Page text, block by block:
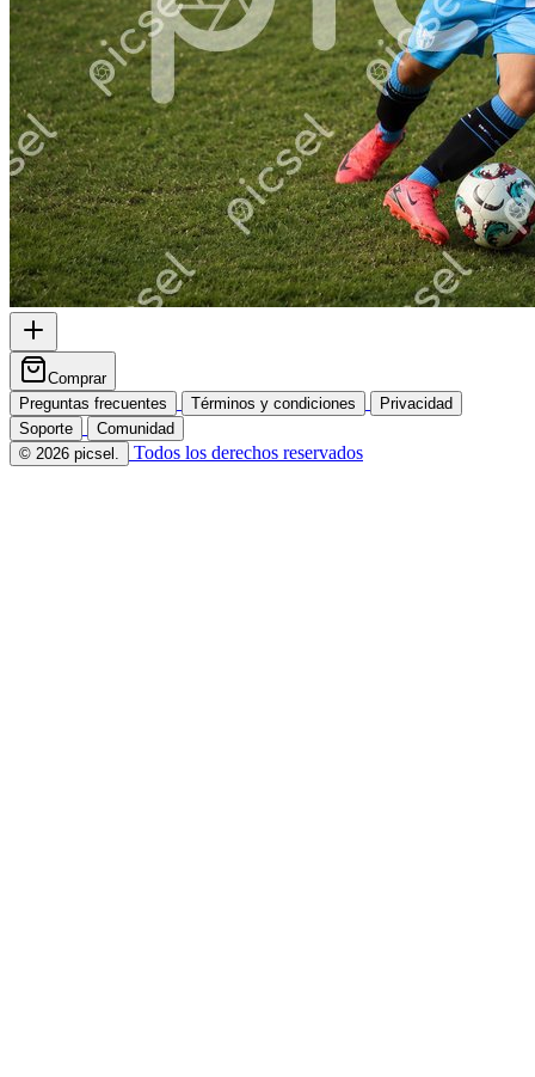
Comprar
Preguntas frecuentes
Términos y condiciones
Privacidad
Soporte
Comunidad
© 2026 picsel.
Todos los derechos reservados